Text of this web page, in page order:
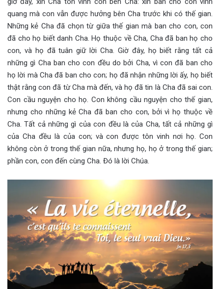
quang mà con vẫn được hưởng bên Cha trước khi có thế gian.
Những kẻ Cha đã chọn từ giữa thế gian mà ban cho con, con
đã cho họ biết danh Cha. Họ thuộc về Cha, Cha đã ban họ cho
con, và họ đã tuân giữ lời Cha. Giờ đây, họ biết rằng tất cả
những gì Cha ban cho con đều do bởi Cha, vì con đã ban cho
họ lời mà Cha đã ban cho con; họ đã nhận những lời ấy, họ biết
thật rằng con đã từ Cha mà đến, và họ đã tin là Cha đã sai con.
Con cầu nguyện cho họ. Con không cầu nguyện cho thế gian,
nhưng cho những kẻ Cha đã ban cho con, bởi vì họ thuộc về
Cha. Tất cả những gì của con đều là của Cha, tất cả những gì
của Cha đều là của con; và con được tôn vinh nơi họ. Con
không còn ở trong thế gian nữa, nhưng họ, họ ở trong thế gian;
phần con, con đến cùng Cha. Đó là lời Chúa.